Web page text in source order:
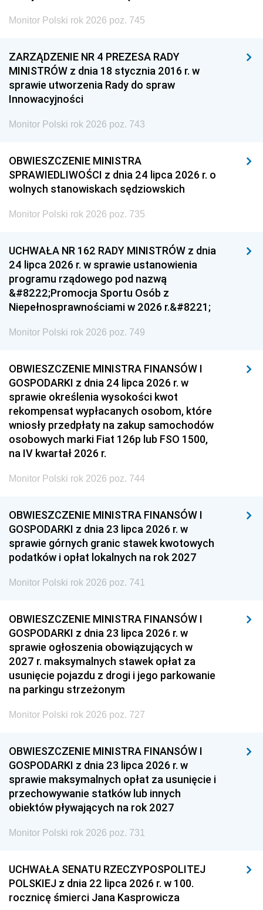
Monitor Polski rok 2026 poz. 745
ZARZĄDZENIE NR 4 PREZESA RADY
MINISTRÓW z dnia 18 stycznia 2016 r. w
sprawie utworzenia Rady do spraw
Innowacyjności
Monitor Polski rok 2026 poz. 743
OBWIESZCZENIE MINISTRA
SPRAWIEDLIWOŚCI z dnia 24 lipca 2026 r. o
wolnych stanowiskach sędziowskich
Monitor Polski rok 2026 poz. 735
UCHWAŁA NR 162 RADY MINISTRÓW z dnia
24 lipca 2026 r. w sprawie ustanowienia
programu rządowego pod nazwą
&#8222;Promocja Sportu Osób z
Niepełnosprawnościami w 2026 r.&#8221;
Monitor Polski rok 2026 poz. 749
OBWIESZCZENIE MINISTRA FINANSÓW I
GOSPODARKI z dnia 24 lipca 2026 r. w
sprawie określenia wysokości kwot
rekompensat wypłacanych osobom, które
wniosły przedpłaty na zakup samochodów
osobowych marki Fiat 126p lub FSO 1500,
na IV kwartał 2026 r.
Monitor Polski rok 2026 poz. 744
OBWIESZCZENIE MINISTRA FINANSÓW I
GOSPODARKI z dnia 23 lipca 2026 r. w
sprawie górnych granic stawek kwotowych
podatków i opłat lokalnych na rok 2027
Monitor Polski rok 2026 poz. 741
OBWIESZCZENIE MINISTRA FINANSÓW I
GOSPODARKI z dnia 23 lipca 2026 r. w
sprawie ogłoszenia obowiązujących w
2027 r. maksymalnych stawek opłat za
usunięcie pojazdu z drogi i jego parkowanie
na parkingu strzeżonym
Monitor Polski rok 2026 poz. 727
OBWIESZCZENIE MINISTRA FINANSÓW I
GOSPODARKI z dnia 23 lipca 2026 r. w
sprawie maksymalnych opłat za usunięcie i
przechowywanie statków lub innych
obiektów pływających na rok 2027
Monitor Polski rok 2026 poz. 731
UCHWAŁA SENATU RZECZYPOSPOLITEJ
POLSKIEJ z dnia 22 lipca 2026 r. w 100.
rocznicę śmierci Jana Kasprowicza